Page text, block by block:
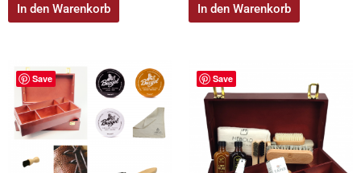
In den Warenkorb In den Warenkorb
Save Save